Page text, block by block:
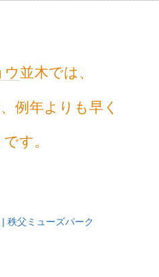
ウ 並木では、
例年よりも早く
す。
秩父ミューズパーク